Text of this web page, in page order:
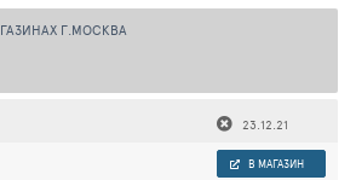
Г.МОСКВА
23.12.21
В МАГАЗИН